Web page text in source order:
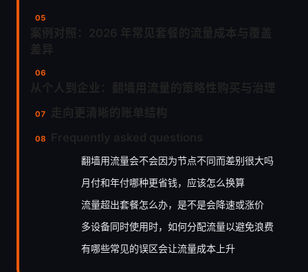
翻墙用流量会不会因为节点不同而差别很大吗
月付和年付哪种更省钱，应该怎么换算
流量超出套餐怎么办，是不是会降速或涨价
多设备同时使用时，如何分配流量以避免浪费
有哪些常见的误区会让流量成本上升